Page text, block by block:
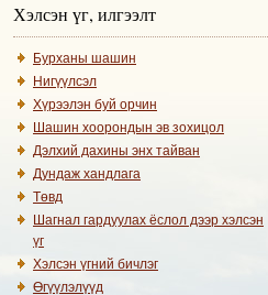
Хэлсэн үг, илгээлт
Бурханы шашин
Нигүүлсэл
Хүрээлэн буй орчин
Шашин хоорондын эв зохицол
Дэлхий дахины энх тайван
Дундаж хандлага
Төвд
Шагнал гардуулах ёслол дээр хэлсэн
үг
Хэлсэн үгний бичлэг
Өгүүлэлүүд